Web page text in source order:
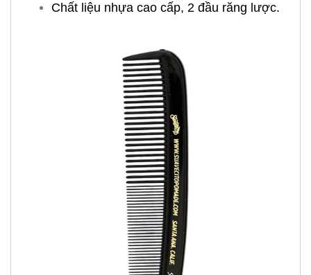
Chất liệu nhựa cao cấp, 2 đầu răng lược.